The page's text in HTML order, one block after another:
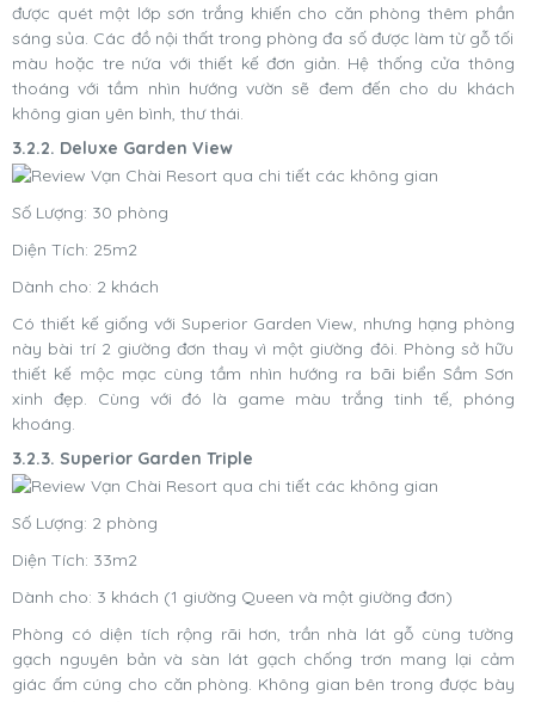
được quét một lớp sơn trắng khiến cho căn phòng thêm phần
sáng sủa. Các đồ nội thất trong phòng đa số được làm từ gỗ tối
màu hoặc tre nứa với thiết kế đơn giản. Hệ thống cửa thông
thoáng với tầm nhìn hướng vườn sẽ đem đến cho du khách
không gian yên bình, thư thái.
3.2.2. Deluxe Garden View
Số Lượng: 30 phòng
Diện Tích: 25m2
Dành cho: 2 khách
Có thiết kế giống với Superior Garden View, nhưng hạng phòng
này bài trí 2 giường đơn thay vì một giường đôi. Phòng sở hữu
thiết kế mộc mạc cùng tầm nhìn hướng ra bãi biển Sầm Sơn
xinh đẹp. Cùng với đó là game màu trắng tinh tế, phóng
khoáng.
3.2.3. Superior Garden Triple
Số Lượng: 2 phòng
Diện Tích: 33m2
Dành cho: 3 khách (1 giường Queen và một giường đơn)
Phòng có diện tích rộng rãi hơn, trần nhà lát gỗ cùng tường
gạch nguyên bản và sàn lát gạch chống trơn mang lại cảm
giác ấm cúng cho căn phòng. Không gian bên trong được bày